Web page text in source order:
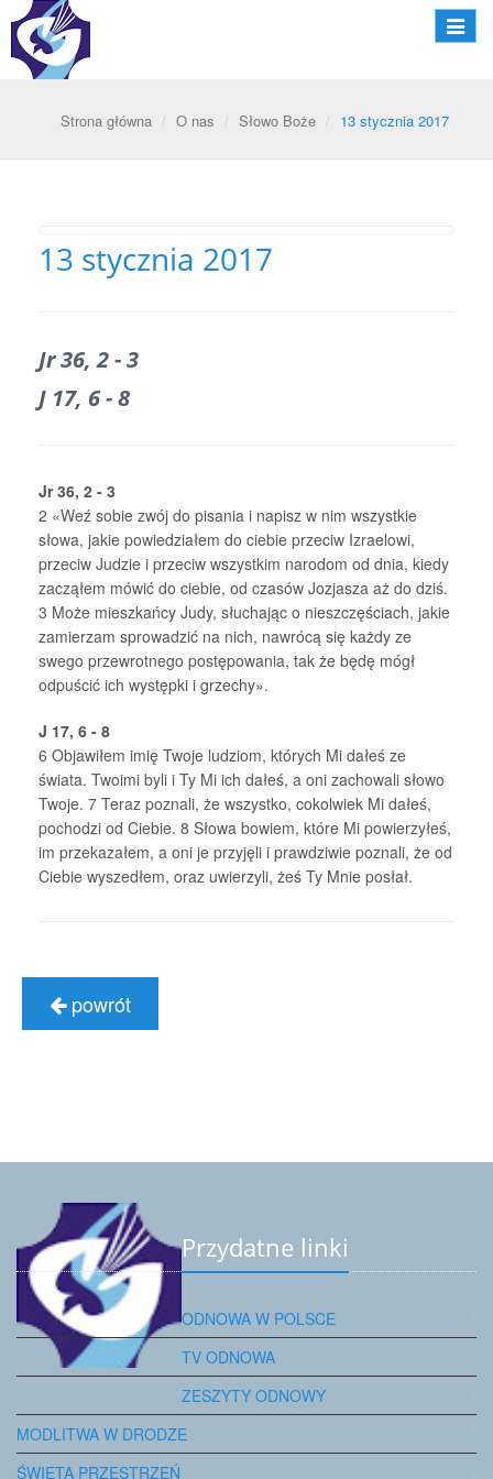
Strona główna O nas Słowo Boże 13 stycznia 2017
13 stycznia 2017
Jr 36, 2 - 3
J 17, 6 - 8
Jr 36, 2 - 3
2 «Weź sobie zwój do pisania i napisz w nim wszystkie
słowa, jakie powiedziałem do ciebie przeciw Izraelowi,
przeciw Judzie i przeciw wszystkim narodom od dnia, kiedy
zacząłem mówić do ciebie, od czasów Jozjasza aż do dziś.
3 Może mieszkańcy Judy, słuchając o nieszczęściach, jakie
zamierzam sprowadzić na nich, nawrócą się każdy ze
swego przewrotnego postępowania, tak że będę mógł
odpuścić ich występki i grzechy».
J 17, 6 - 8
6 Objawiłem imię Twoje ludziom, których Mi dałeś ze
świata. Twoimi byli i Ty Mi ich dałeś, a oni zachowali słowo
Twoje. 7 Teraz poznali, że wszystko, cokolwiek Mi dałeś,
pochodzi od Ciebie. 8 Słowa bowiem, które Mi powierzyłeś,
im przekazałem, a oni je przyjęli i prawdziwie poznali, że od
Ciebie wyszedłem, oraz uwierzyli, żeś Ty Mnie posłał.
powrót
Przydatne linki
ODNOWA W POLSCE
TV ODNOWA
ZESZYTY ODNOWY
MODLITWA W DRODZE
ŚWIĘTA PRZESTRZEŃ